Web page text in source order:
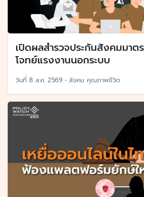
เปิดผลสำรวจประกันสังคมมาต
โจทย์แรงงานนอกระบบ
วันที่ 8 ส.ค. 2569 • สังคม คุณภาพชีวิต